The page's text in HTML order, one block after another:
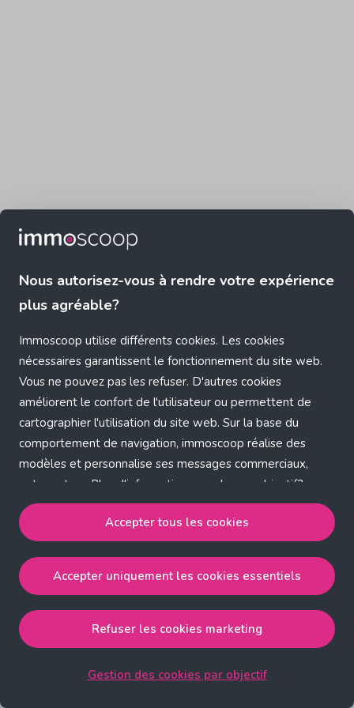
Nous autorisez-vous à rendre votre expérience
plus agréable?
Immoscoop utilise différents cookies. Les cookies
nécessaires garantissent le fonctionnement du site web.
Vous ne pouvez pas les refuser. D'autres cookies
améliorent le confort de l'utilisateur ou permettent de
cartographier l'utilisation du site web. Sur la base du
comportement de navigation, immoscoop réalise des
modèles et personnalise ses messages commerciaux,
entre autres. Plus d'informations sur chaque objectif?
Cliquez sur 'Gestion des cookies par objectif'.
Notre politique de cookies
Accepter tous les cookies
strictement nécessaires, performance, fonctionnalité et
publicité ciblée.
Accepter uniquement les cookies essentielsaccepte
les cookies strictement nécessaires.
Accepter tous les cookies
Accepter uniquement les cookies essentiels
Refuser les cookies marketing
Gestion des cookies par objectif
Application error: a client-side exception has occurred (see the
browser console for more information)